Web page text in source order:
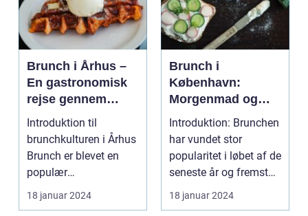
Brunch i Århus –
En gastronomisk
rejse gennem
byens bedste
morgenmadsspot
Introduktion til
brunchkulturen i Århus
Brunch er blevet en
populær
spiseoplevelse, der
kombinerer ...
18 januar 2024
Brunch i
København:
Morgenmad og
frokost i perfekt
harmoni
Introduktion: Brunchen
har vundet stor
popularitet i løbet af de
seneste år og fremstår
som en perfe...
18 januar 2024